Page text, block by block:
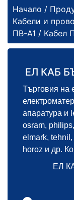
Начало /
Кабели и
ПВ-А1 / Кабел
ЕЛ КАБ
Търговия на
апаратура и
osram,
elmark,
horoz и др.
ЕЛ